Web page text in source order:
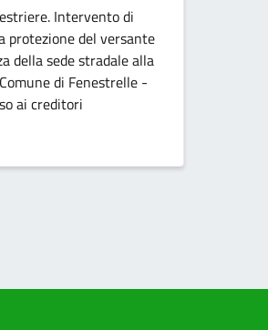
Intervento di
protezione del versante
della sede stradale alla
di Fenestrelle -
ai creditori